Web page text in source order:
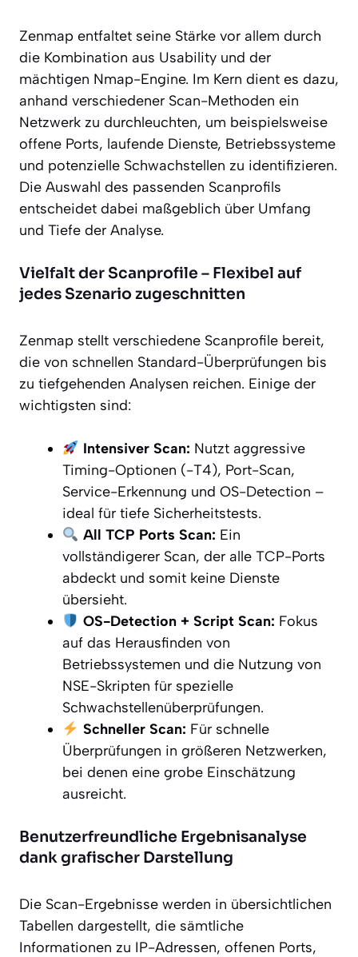
Zenmap entfaltet seine Stärke vor allem durch
die Kombination aus Usability und der
mächtigen Nmap-Engine. Im Kern dient es dazu,
anhand verschiedener Scan-Methoden ein
Netzwerk zu durchleuchten, um beispielsweise
offene Ports, laufende Dienste, Betriebssysteme
und potenzielle Schwachstellen zu identifizieren.
Die Auswahl des passenden Scanprofils
entscheidet dabei maßgeblich über Umfang
und Tiefe der Analyse.
Vielfalt der Scanprofile – Flexibel auf
jedes Szenario zugeschnitten
Zenmap stellt verschiedene Scanprofile bereit,
die von schnellen Standard-Überprüfungen bis
zu tiefgehenden Analysen reichen. Einige der
wichtigsten sind:
Intensiver Scan: Nutzt aggressive
Timing-Optionen (-T4), Port-Scan,
Service-Erkennung und OS-Detection –
ideal für tiefe Sicherheitstests.
All TCP Ports Scan: Ein
vollständigerer Scan, der alle TCP-Ports
abdeckt und somit keine Dienste
übersieht.
OS-Detection + Script Scan: Fokus
auf das Herausfinden von
Betriebssystemen und die Nutzung von
NSE-Skripten für spezielle
Schwachstellenüberprüfungen.
Schneller Scan: Für schnelle
Überprüfungen in größeren Netzwerken,
bei denen eine grobe Einschätzung
ausreicht.
Benutzerfreundliche Ergebnisanalyse
dank grafischer Darstellung
Die Scan-Ergebnisse werden in übersichtlichen
Tabellen dargestellt, die sämtliche
Informationen zu IP-Adressen, offenen Ports,